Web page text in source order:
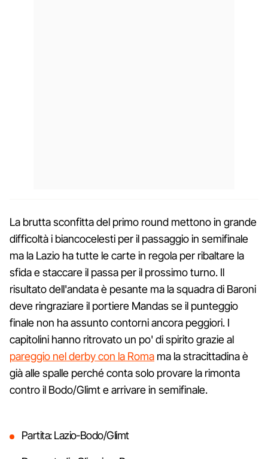
La brutta sconfitta del primo round mettono in grande
difficoltà i biancocelesti per il passaggio in semifinale
ma la Lazio ha tutte le carte in regola per ribaltare la
sfida e staccare il passa per il prossimo turno. Il
risultato dell'andata è pesante ma la squadra di Baroni
deve ringraziare il portiere Mandas se il punteggio
finale non ha assunto contorni ancora peggiori. I
capitolini hanno ritrovato un po' di spirito grazie al
pareggio nel derby con la Roma ma la stracittadina è
già alle spalle perché conta solo provare la rimonta
contro il Bodo/Glimt e arrivare in semifinale.
Partita: Lazio-Bodo/Glimt